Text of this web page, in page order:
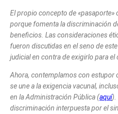
El propio concepto de
porque fomenta la discriminación
beneficios. Las consideraciones
fueron discutidas en el seno de
judicial en contra de exigirlo para el
Ahora, contemplamos con estupor
se une a la exigencia vacunal,
en la Administración Pública (aquí).
discriminación interpuesta por el